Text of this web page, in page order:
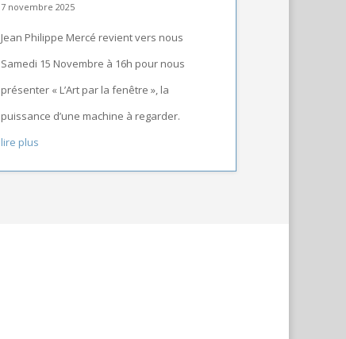
7 novembre 2025
Jean Philippe Mercé revient vers nous
Samedi 15 Novembre à 16h pour nous
présenter « L’Art par la fenêtre », la
puissance d’une machine à regarder.
lire plus